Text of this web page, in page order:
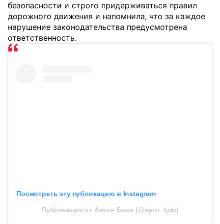
безопасности и строго придерживаться правил
дорожного движения и напомнила, что за каждое
нарушение законодательства предусмотрена
ответственность.
Посмотреть эту публикацию в Instagram
Публикация от Антон Бова (@spor_tjob)